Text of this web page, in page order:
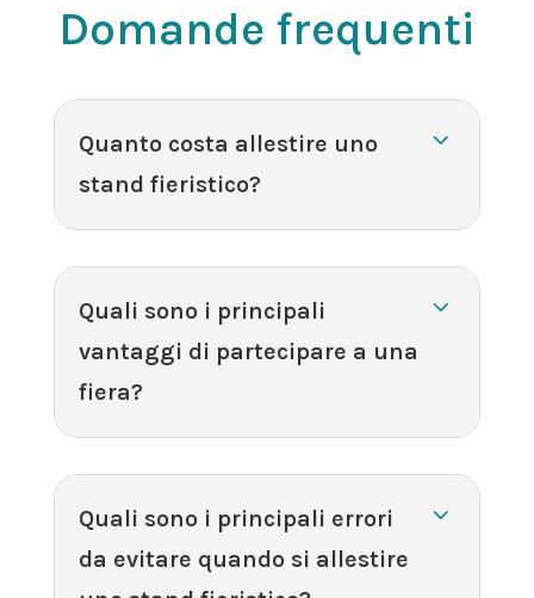
Domande frequenti
Quanto costa allestire uno
stand fieristico?
Quali sono i principali
vantaggi di partecipare a una
fiera?
Quali sono i principali errori
da evitare quando si allestire